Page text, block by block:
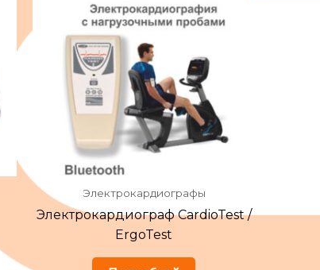
Электрокардиографы
Электрокардиограф CardioTest /
ErgoTest